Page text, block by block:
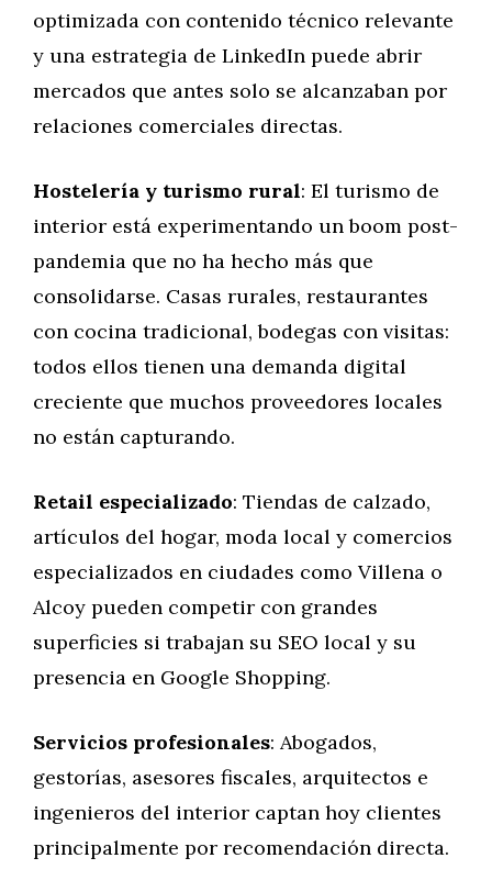
optimizada con contenido técnico relevante
y una estrategia de LinkedIn puede abrir
mercados que antes solo se alcanzaban por
relaciones comerciales directas.
Hostelería y turismo rural: El turismo de
interior está experimentando un boom post-
pandemia que no ha hecho más que
consolidarse. Casas rurales, restaurantes
con cocina tradicional, bodegas con visitas:
todos ellos tienen una demanda digital
creciente que muchos proveedores locales
no están capturando.
Retail especializado: Tiendas de calzado,
artículos del hogar, moda local y comercios
especializados en ciudades como Villena o
Alcoy pueden competir con grandes
superficies si trabajan su SEO local y su
presencia en Google Shopping.
Servicios profesionales: Abogados,
gestorías, asesores fiscales, arquitectos e
ingenieros del interior captan hoy clientes
principalmente por recomendación directa.